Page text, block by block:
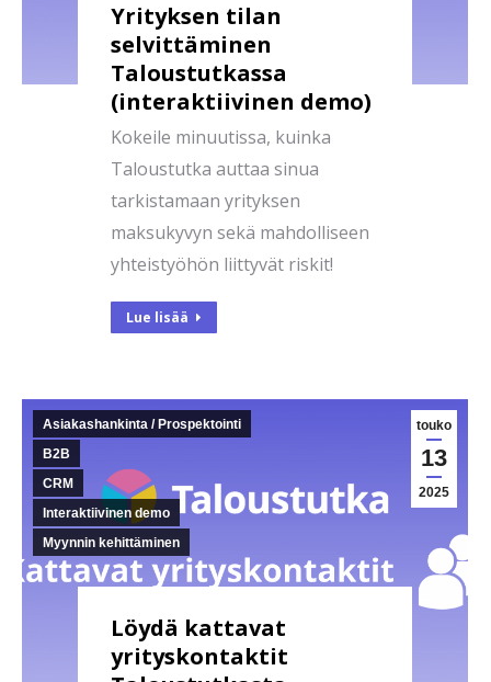
Yrityksen tilan
selvittäminen
Taloustutkassa
(interaktiivinen demo)
Kokeile minuutissa, kuinka
Taloustutka auttaa sinua
tarkistamaan yrityksen
maksukyvyn sekä mahdolliseen
yhteistyöhön liittyvät riskit!
Lue lisää
touko
13
2025
Asiakashankinta / Prospektointi
B2B
CRM
Interaktiivinen demo
Myynnin kehittäminen
Löydä kattavat
yrityskontaktit